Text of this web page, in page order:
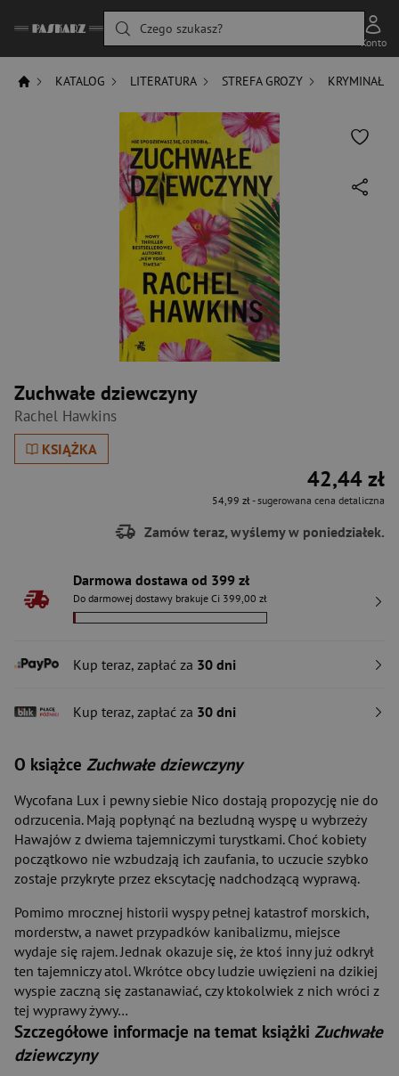
Czego szukasz?
Konto
KATALOG LITERATURA STREFA GROZY KRYMINAŁ
Zuchwałe dziewczyny
Rachel Hawkins
KSIĄŻKA
42,44 zł
54,99 zł- sugerowana cena detaliczna
Zamów teraz, wyślemy w poniedziałek.
Darmowa dostawa od 399 zł
Do darmowej dostawy brakuje Ci 399,00 zł
Kup teraz, zapłać za 30 dni
Kup teraz, zapłać za 30 dni
O książce Zuchwałe dziewczyny
Wycofana Lux i pewny siebie Nico dostają propozycję nie do
odrzucenia. Mają popłynąć na bezludną wyspę u wybrzeży
Hawajów z dwiema tajemniczymi turystkami. Choć kobiety
początkowo nie wzbudzają ich zaufania, to uczucie szybko
zostaje przykryte przez ekscytację nadchodzącą wyprawą.
Pomimo mrocznej historii wyspy pełnej katastrof morskich,
morderstw, a nawet przypadków kanibalizmu, miejsce
wydaje się rajem. Jednak okazuje się, że ktoś inny już odkrył
ten tajemniczy atol. Wkrótce obcy ludzie uwięzieni na dzikiej
wyspie zaczną się zastanawiać, czy ktokolwiek z nich wróci z
tej wyprawy żywy…
Szczegółowe informacje na temat książki Zuchwałe
dziewczyny